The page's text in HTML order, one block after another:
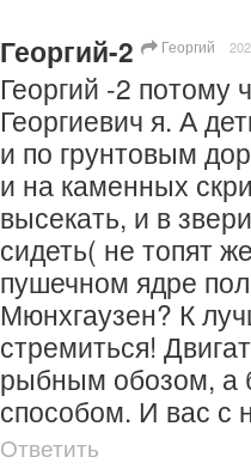
Георгий-2 Георгий
Георгий -2 потому
Георгиевич я. А
и по грунтовым
и на каменных
высекать, и в
сидеть( не топят
пушечном ядре
Мюнхгаузен? К
стремиться!
рыбным обозом, а
способом. И вас с
Ответить